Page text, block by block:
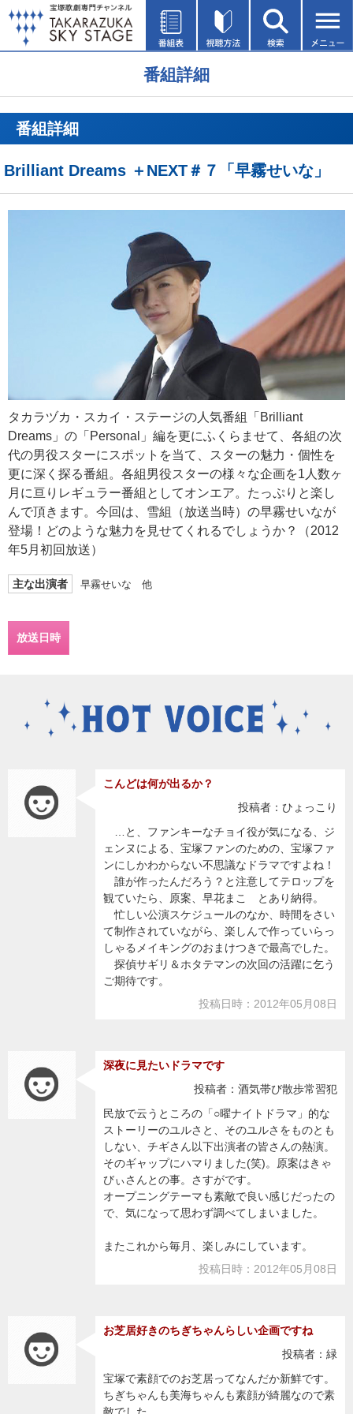
番組詳細
番組詳細
Brilliant Dreams ＋NEXT＃７「早霧せいな」
タカラヅカ・スカイ・ステージの人気番組「Brilliant
Dreams」の「Personal」編を更にふくらませて、各組の次
代の男役スターにスポットを当て、スターの魅力・個性を
更に深く探る番組。各組男役スターの様々な企画を1人数ヶ
月に亘りレギュラー番組としてオンエア。たっぷりと楽し
んで頂きます。今回は、雪組（放送当時）の早霧せいなが
登場！どのような魅力を見せてくれるでしょうか？（2012
年5月初回放送）
主な出演者 早霧せいな 他
放送日時
こんどは何が出るか？
投稿者：ひょっこり
…と、ファンキーなチョイ役が気になる、ジ
ェンヌによる、宝塚ファンのための、宝塚ファ
ンにしかわからない不思議なドラマですよね！
誰が作ったんだろう？と注意してテロップを
観ていたら、原案、早花まこ とあり納得。
忙しい公演スケジュールのなか、時間をさい
て制作されていながら、楽しんで作っていらっ
しゃるメイキングのおまけつきで最高でした。
探偵サギリ＆ホタテマンの次回の活躍に乞う
ご期待です。
投稿日時：2012年05月08日
深夜に見たいドラマです
投稿者：酒気帯び散歩常習犯
民放で云うところの「○曜ナイトドラマ」的な
ストーリーのユルさと、そのユルさをものとも
しない、チギさん以下出演者の皆さんの熱演。
そのギャップにハマりました(笑)。原案はきゃ
びぃさんとの事。さすがです。
オープニングテーマも素敵で良い感じだったの
で、気になって思わず調べてしまいました。
またこれから毎月、楽しみにしています。
投稿日時：2012年05月08日
お芝居好きのちぎちゃんらしい企画ですね
投稿者：緑
宝塚で素顔でのお芝居ってなんだか新鮮です。
ちぎちゃんも美海ちゃんも素顔が綺麗なので素